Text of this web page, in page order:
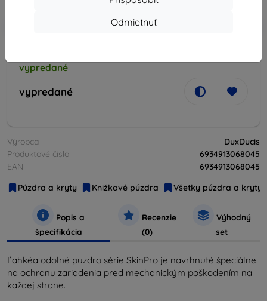
Odmietnuť
Zľava s kupónomEXTRA10
vypredané
vypredané
Výrobca
DuxDucis
Produktové číslo
6934913068045
EAN
6934913068045
Púzdra a kryty
Knižkové púzdra Všetky púzdra a kryty
Popis a
špecifikácia
Recenzie
(0)
Výhodný
set
Ľahkéa odolné puzdro série SkinPro je navrhnuté špeciálne
na ochranu zariadenia pred mechanickým poškodením na
každej strane.